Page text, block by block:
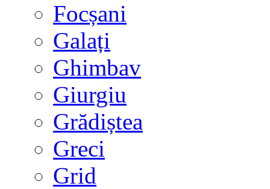
Focșani
Galați
Ghimbav
Giurgiu
Grădiștea
Greci
Grid